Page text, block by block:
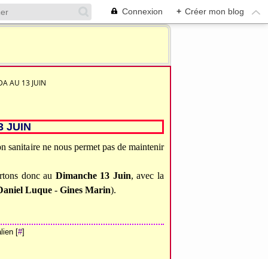
Connexion + Créer mon blog
AU 13 JUIN
JUIN
sanitaire ne nous permet pas de maintenir
donc au Dimanche 13 Juin, avec la
Luque - Gines Marin).
[#]